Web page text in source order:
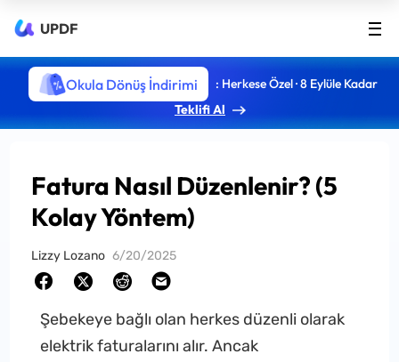
UPDF
Okula Dönüş İndirimi
: Herkese Özel · 8 Eylüle Kadar
Teklifi Al
Fatura Nasıl Düzenlenir? (5
Kolay Yöntem)
Lizzy Lozano 6/20/2025
Şebekeye bağlı olan herkes düzenli olarak
elektrik faturalarını alır. Ancak